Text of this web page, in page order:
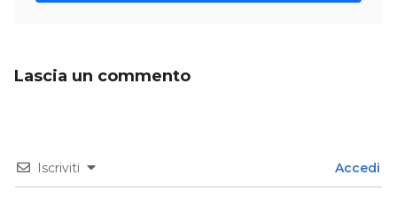
Lascia un commento
Iscriviti Accedi